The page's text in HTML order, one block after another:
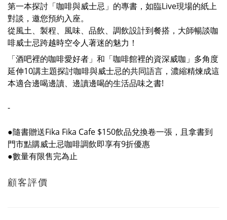
第一本探討「咖啡與威士忌」的專書，如臨Live現場的紙上
對談，邀您預約入座。
從風土、製程、風味、品飲、調飲設計到餐搭，大師暢談咖
啡威士忌跨越時空令人著迷的魅力！
「酒吧裡的咖啡愛好者」和「咖啡館裡的資深威咖」多角度
延伸10講主題探討咖啡與威士忌的共同語言，濃縮精煉成這
本適合邊喝邊讀、邊讀邊喝的生活品味之書!
-
●隨書贈送Fika Fika Cafe $150飲品兌換卷一張，且拿書到
門市點購威士忌咖啡調飲即享有9折優惠
●數量有限售完為止
顧客評價